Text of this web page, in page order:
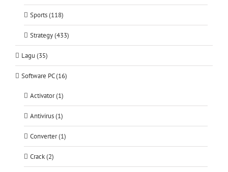
Sports (118)
Strategy (433)
Lagu (35)
Software PC (16)
Activator (1)
Antivirus (1)
Converter (1)
Crack (2)